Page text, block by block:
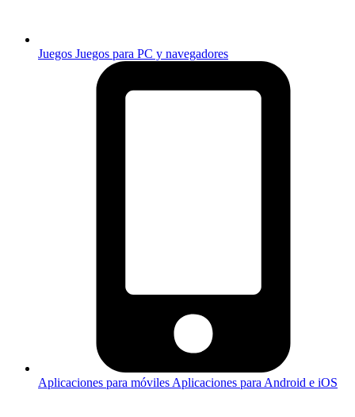
Juegos Juegos para PC y navegadores
Aplicaciones para móviles Aplicaciones para Android e iOS